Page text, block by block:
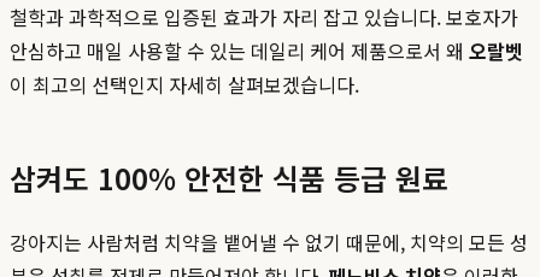
철학과 과학적으로 입증된 효과가 자리 잡고 있습니다. 보호자가
안심하고 매일 사용할 수 있는 데일리 케어 제품으로서 왜 오랄벳
이 최고의 선택인지 자세히 살펴보겠습니다.
삼켜도 100% 안전한 식품 등급 원료
강아지는 사람처럼 치약을 뱉어낼 수 없기 때문에, 치약의 모든 성